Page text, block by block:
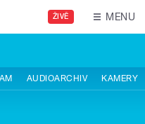
ŽIVĚ MENU
AUDIOARCHIV KAMERY